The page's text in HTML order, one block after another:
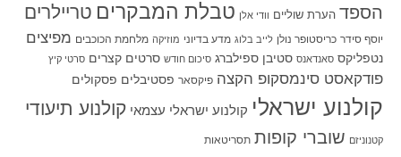
הספד הערת שוליים וודי אלן טבלת המבקרים טריילרים
יוסף סידר כריסטופר נולן לייב בלוג מדע בדיוני מוזיקה מלחמת הכוכבים מפיצים
נטפליקס סאנדאנס סטיבן ספילברג סיכום חודש סרטים קצרים סרטי קיץ
פודקאסט סינמסקופ הקצה פיקסאר פסטיבלים פסקולים
קולנוע ישראלי קולנוע ישראלי עצמאי קולנוע תיעודי
קטנוניזם שוברי קופות תסריטאות